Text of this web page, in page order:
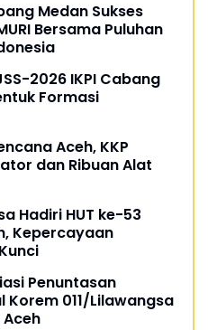
Medan Sukses
Bersama Puluhan
2026 IKPI Cabang
Formasi
Aceh, KKP
dan Ribuan Alat
Hadiri HUT ke-53
Kepercayaan
Penuntasan
011/Lilawangsa